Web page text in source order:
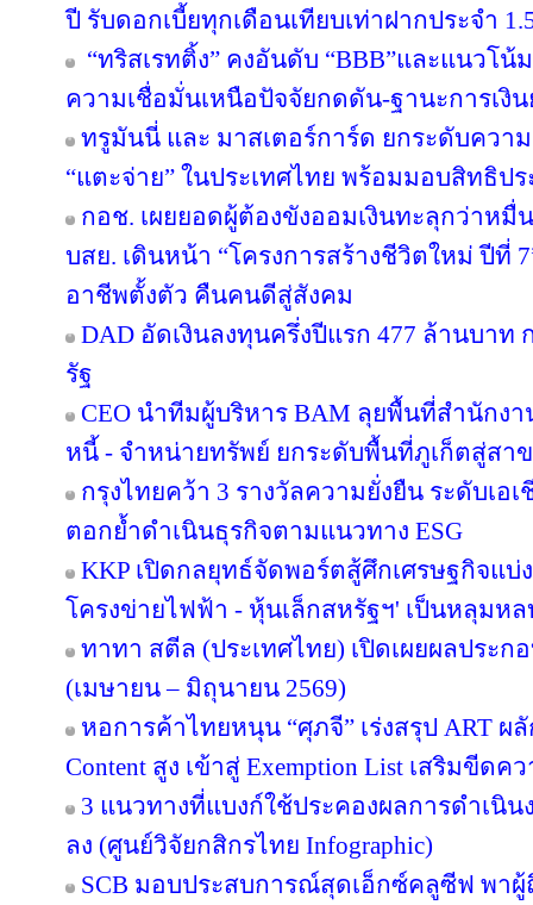
ปี รับดอกเบี้ยทุกเดือนเทียบเท่าฝากประจำ
“ทริสเรทติ้ง” คงอันดับ “BBB”และแนวโน้
ความเชื่อมั่นเหนือปัจจัยกดดัน-ฐานะการเงิน
ทรูมันนี่ และ มาสเตอร์การ์ด ยกระดับควา
“แตะจ่าย” ในประเทศไทย พร้อมมอบสิทธิป
กอช. เผยยอดผู้ต้องขังออมเงินทะลุกว่าห
บสย. เดินหน้า “โครงการสร้างชีวิตใหม่ ปีที่
อาชีพตั้งตัว คืนคนดีสู่สังคม
DAD อัดเงินลงทุนครึ่งปีแรก 477 ล้านบาท
รัฐ
CEO นำทีมผู้บริหาร BAM ลุยพื้นที่สำนักงา
หนี้ - จำหน่ายทรัพย์ ยกระดับพื้นที่ภูเก็ตสู่ส
กรุงไทยคว้า 3 รางวัลความยั่งยืน ระดับเอเ
ตอกย้ำดำเนินธุรกิจตามแนวทาง ESG
KKP เปิดกลยุทธ์จัดพอร์ตสู้ศึกเศรษฐกิจแบ่
โครงข่ายไฟฟ้า - หุ้นเล็กสหรัฐฯ' เป็นหลุมห
ทาทา สตีล (ประเทศไทย) เปิดเผยผลประก
(เมษายน – มิถุนายน 2569)
หอการค้าไทยหนุน “ศุภจี” เร่งสรุป ART
Content สูง เข้าสู่ Exemption List เสริมขีด
3 แนวทางที่แบงก์ใช้ประคองผลการดำเนิ
ลง (ศูนย์วิจัยกสิกรไทย Infographic)
SCB มอบประสบการณ์สุดเอ็กซ์คลูซีฟ พาผู้